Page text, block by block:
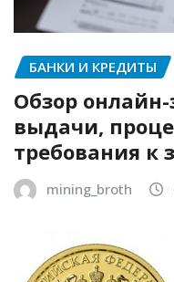
БАНКИ И КРЕДИТЫ
Обзор
выдачи,
требования
mining_broth